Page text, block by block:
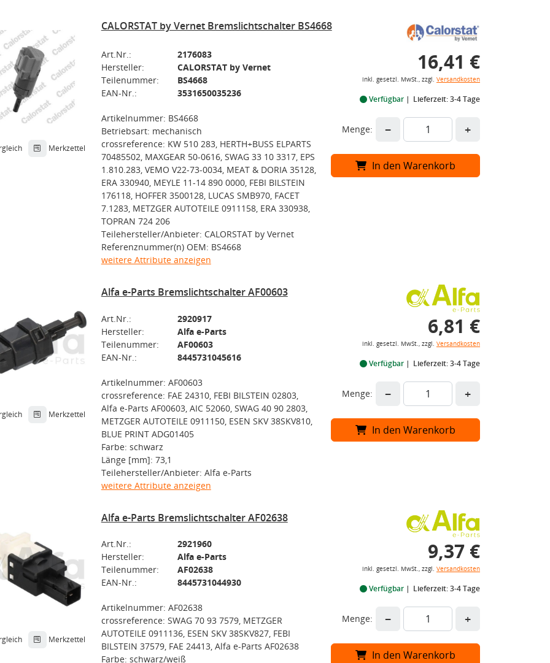
Merkzettel
CALORSTAT by Vernet Bremslichtschalter BS4668
Art.Nr.:
2176083
Hersteller:
CALORSTAT by Vernet
Teilenummer:
BS4668
EAN-Nr.:
3531650035236
Artikelnummer: BS4668
Betriebsart: mechanisch
crossreference: KW 510 283, HERTH+BUSS ELPARTS
70485502, MAXGEAR 50-0616, SWAG 33 10 3317, EPS
1.810.283, VEMO V22-73-0034, MEAT & DORIA 35128,
ERA 330940, MEYLE 11-14 890 0000, FEBI BILSTEIN
176118, HOFFER 3500128, LUCAS SMB970, FACET
7.1283, METZGER AUTOTEILE 0911158, ERA 330938,
TOPRAN 724 206
Teilehersteller/Anbieter: CALORSTAT by Vernet
Referenznummer(n) OEM: BS4668
weitere Attribute anzeigen
16,41 €
inkl. gesetzl. MwSt., zzgl. Versandkosten
Verfügbar Lieferzeit: 3-4 Tage
Menge: − +
In den Warenkorb
Merkzettel
Alfa e-Parts Bremslichtschalter AF00603
Art.Nr.:
2920917
Hersteller:
Alfa e-Parts
Teilenummer:
AF00603
EAN-Nr.:
8445731045616
Artikelnummer: AF00603
crossreference: FAE 24310, FEBI BILSTEIN 02803,
Alfa e-Parts AF00603, AIC 52060, SWAG 40 90 2803,
METZGER AUTOTEILE 0911150, ESEN SKV 38SKV810,
BLUE PRINT ADG01405
Farbe: schwarz
Länge [mm]: 73,1
Teilehersteller/Anbieter: Alfa e-Parts
weitere Attribute anzeigen
6,81 €
inkl. gesetzl. MwSt., zzgl. Versandkosten
Verfügbar Lieferzeit: 3-4 Tage
Menge: − +
In den Warenkorb
Merkzettel
Alfa e-Parts Bremslichtschalter AF02638
Art.Nr.:
2921960
Hersteller:
Alfa e-Parts
Teilenummer:
AF02638
EAN-Nr.:
8445731044930
Artikelnummer: AF02638
crossreference: SWAG 70 93 7579, METZGER
AUTOTEILE 0911136, ESEN SKV 38SKV827, FEBI
BILSTEIN 37579, FAE 24413, Alfa e-Parts AF02638
Farbe: schwarz/weiß
9,37 €
inkl. gesetzl. MwSt., zzgl. Versandkosten
Verfügbar Lieferzeit: 3-4 Tage
Menge: − +
In den Warenkorb